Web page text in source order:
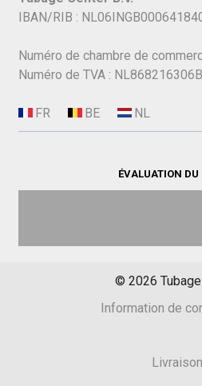
IBAN/RIB :
Numéro de chambre de
Numéro de TVA :
ÉVALUATION DU
© 2026
Information de
Livraison